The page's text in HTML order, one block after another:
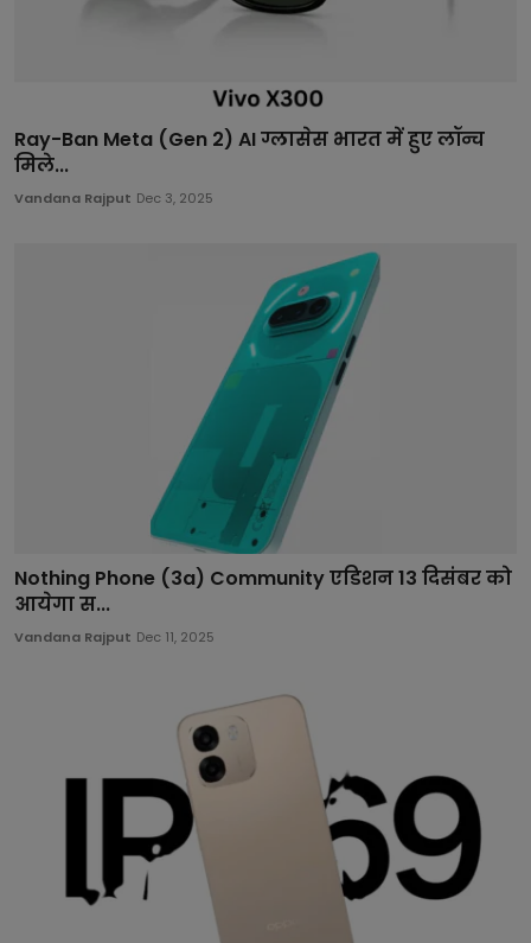
Ray-Ban Meta (Gen 2) AI ग्लासेस भारत में हुए लॉन्च
मिले...
Vandana Rajput Dec 3, 2025
Nothing Phone (3a) Community एडिशन 13 दिसंबर को
आयेगा स...
Vandana Rajput Dec 11, 2025